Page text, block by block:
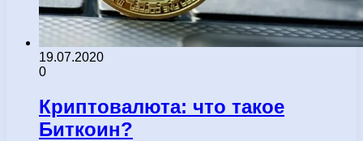
19.07.2020
0
Криптовалюта: что такое
Биткоин?